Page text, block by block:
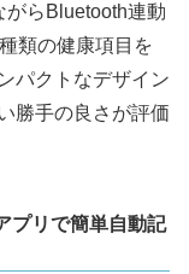
がらBluetooth連動
類の健康項目を
パクトなデザイン
勝手の良さが評価
プリで簡単自動記